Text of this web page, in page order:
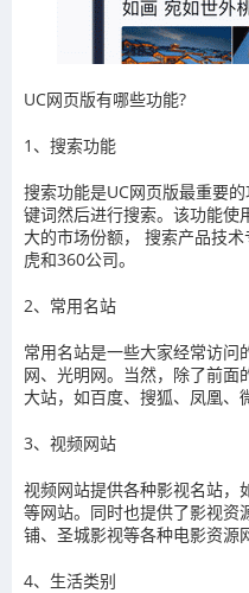
UC网页版有哪些功能?
1、搜索功能
搜索功能是UC网页版最重要
键词然后进行搜索。该功能使
大的市场份额， 搜索产品技
虎和360公司。
2、常用名站
常用名站是一些大家经常访问
网、光明网。当然，除了前面
大站，如百度、搜狐、凤凰、
3、视频网站
视频网站提供各种影视名站，
等网站。同时也提供了影视资
铺、圣城影视等各种电影资源
4、生活类别